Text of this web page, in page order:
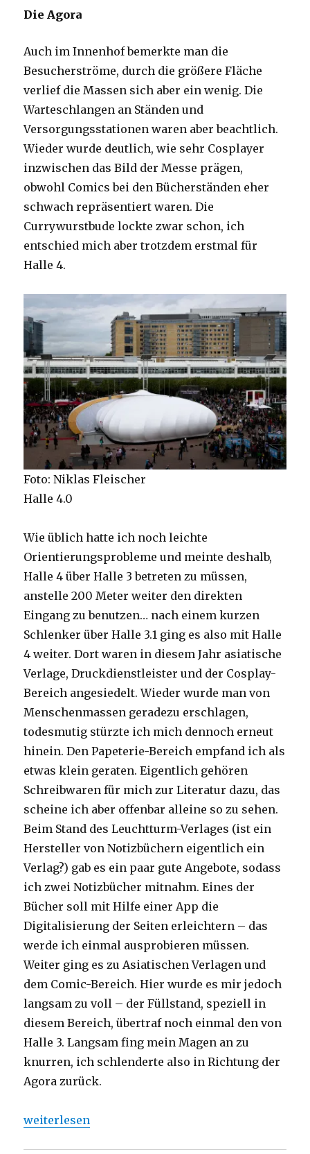
Die Agora
Auch im Innenhof bemerkte man die
Besucherströme, durch die größere Fläche
verlief die Massen sich aber ein wenig. Die
Warteschlangen an Ständen und
Versorgungsstationen waren aber beachtlich.
Wieder wurde deutlich, wie sehr Cosplayer
inzwischen das Bild der Messe prägen,
obwohl Comics bei den Bücherständen eher
schwach repräsentiert waren. Die
Currywurstbude lockte zwar schon, ich
entschied mich aber trotzdem erstmal für
Halle 4.
Foto: Niklas Fleischer
Halle 4.0
Wie üblich hatte ich noch leichte
Orientierungsprobleme und meinte deshalb,
Halle 4 über Halle 3 betreten zu müssen,
anstelle 200 Meter weiter den direkten
Eingang zu benutzen… nach einem kurzen
Schlenker über Halle 3.1 ging es also mit Halle
4 weiter. Dort waren in diesem Jahr asiatische
Verlage, Druckdienstleister und der Cosplay-
Bereich angesiedelt. Wieder wurde man von
Menschenmassen geradezu erschlagen,
todesmutig stürzte ich mich dennoch erneut
hinein. Den Papeterie-Bereich empfand ich als
etwas klein geraten. Eigentlich gehören
Schreibwaren für mich zur Literatur dazu, das
scheine ich aber offenbar alleine so zu sehen.
Beim Stand des Leuchtturm-Verlages (ist ein
Hersteller von Notizbüchern eigentlich ein
Verlag?) gab es ein paar gute Angebote, sodass
ich zwei Notizbücher mitnahm. Eines der
Bücher soll mit Hilfe einer App die
Digitalisierung der Seiten erleichtern – das
werde ich einmal ausprobieren müssen.
Weiter ging es zu Asiatischen Verlagen und
dem Comic-Bereich. Hier wurde es mir jedoch
langsam zu voll – der Füllstand, speziell in
diesem Bereich, übertraf noch einmal den von
Halle 3. Langsam fing mein Magen an zu
knurren, ich schlenderte also in Richtung der
Agora zurück.
„Frankfurter Buchmesse 2019, Niklas Fleischer,
weiterlesen